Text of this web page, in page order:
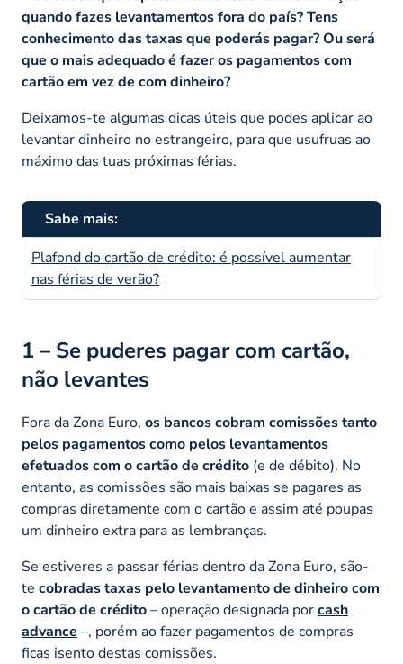
quando fazes levantamentos fora do país? Tens
conhecimento das taxas que poderás pagar? Ou será
que o mais adequado é fazer os pagamentos com
cartão em vez de com dinheiro?
Deixamos-te algumas dicas úteis que podes aplicar ao
levantar dinheiro no estrangeiro, para que usufruas ao
máximo das tuas próximas férias.
Sabe mais:
Plafonddo cartão de crédito: é possível aumentar
nas férias de verão?
1 – Se puderes pagar com cartão,
não levantes
Fora da Zona Euro, os bancos cobram comissões tanto
pelos pagamentos como pelos levantamentos
efetuados com o cartão de crédito (e de débito). No
entanto, as comissões são mais baixas se pagares as
compras diretamente com o cartão e assim até poupas
um dinheiro extra para as lembranças.
Se estiveres a passar férias dentro da Zona Euro, são-
te cobradas taxas pelo levantamento de dinheiro com
o cartão de crédito– operação designada porcash
advance –, porém ao fazer pagamentos de compras
ficas isento destas comissões.